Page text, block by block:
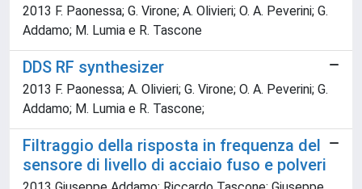
2013 F. Paonessa; G. Virone; A. Olivieri; O. A. Peverini; G.
Addamo; M. Lumia e R. Tascone
DDS RF synthesizer
2013 F. Paonessa; A. Olivieri; G. Virone; O. A. Peverini; G.
Addamo; M. Lumia e R. Tascone;
Filtraggio della risposta in frequenza del
sensore di livello di acciaio fuso e polveri